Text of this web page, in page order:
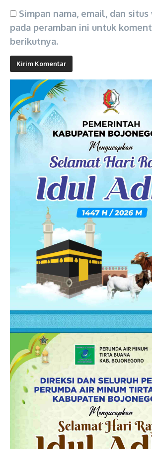
Simpan nama, email, dan situs
pada peramban ini untuk
berikutnya.